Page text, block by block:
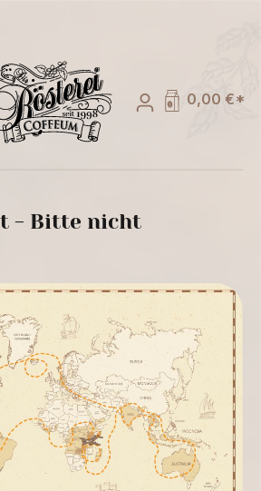
0,00 €*
- Bitte nicht